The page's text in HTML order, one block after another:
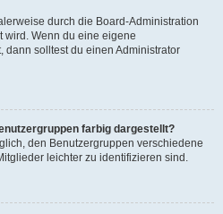
durch die Board-Administration
wird. Wenn du eine eigene
dann solltest du einen Administrator
farbig dargestellt?
den Benutzergruppen verschiedene
leichter zu identifizieren sind.